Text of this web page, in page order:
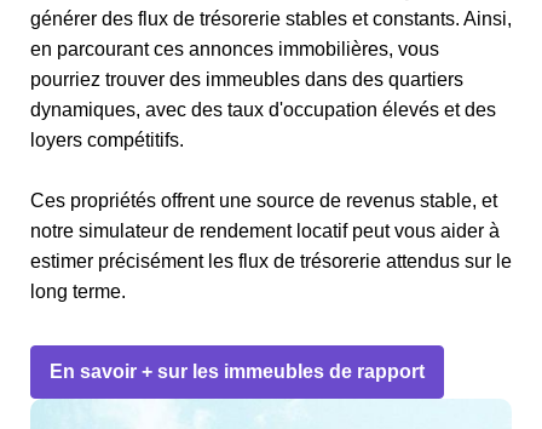
générer des flux de trésorerie stables et constants. Ainsi,
en parcourant ces annonces immobilières, vous
pourriez trouver des immeubles dans des quartiers
dynamiques, avec des taux d'occupation élevés et des
loyers compétitifs.
Ces propriétés offrent une source de revenus stable, et
notre simulateur de rendement locatif peut vous aider à
estimer précisément les flux de trésorerie attendus sur le
long terme.
En savoir + sur les immeubles de rapport